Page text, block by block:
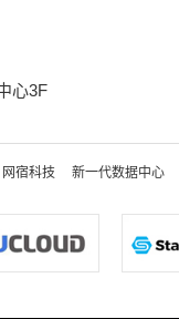
心3F
网宿科技 新一代数据中心